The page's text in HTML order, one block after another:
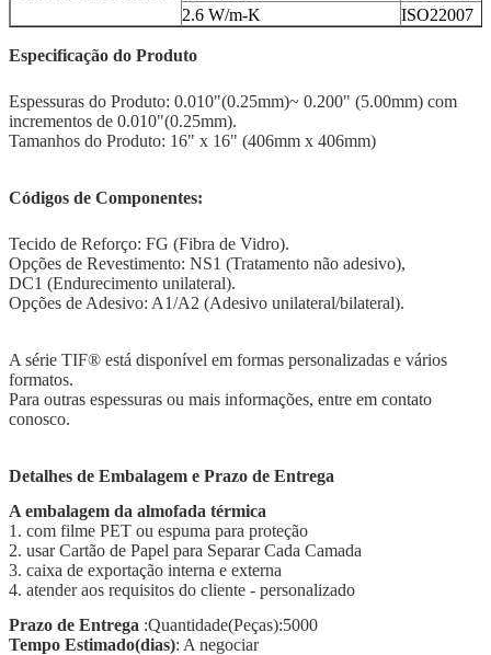
2.6 W/m-K
ISO22007
Especificação do Produto
Espessuras do Produto: 0.010"(0.25mm)~ 0.200" (5.00mm) com
incrementos de 0.010"(0.25mm).
Tamanhos do Produto: 16" x 16" (406mm x 406mm)
Códigos de Componentes:
Tecido de Reforço: FG (Fibra de Vidro).
Opções de Revestimento: NS1 (Tratamento não adesivo),
DC1 (Endurecimento unilateral).
Opções de Adesivo: A1/A2 (Adesivo unilateral/bilateral).
A série TIF® está disponível em formas personalizadas e vários
formatos.
Para outras espessuras ou mais informações, entre em contato
conosco.
Detalhes de Embalagem e Prazo de Entrega
A embalagem da almofada térmica
1. com filme PET ou espuma para proteção
2. usar Cartão de Papel para Separar Cada Camada
3. caixa de exportação interna e externa
4. atender aos requisitos do cliente - personalizado
Prazo de Entrega :Quantidade(Peças):5000
Tempo Estimado(dias): A negociar